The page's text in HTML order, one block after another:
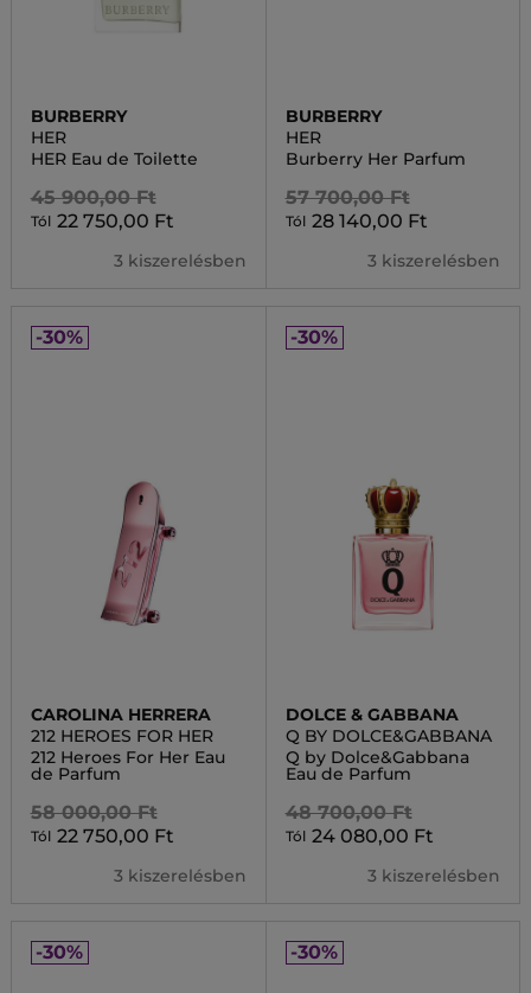
BURBERRY
HER
HER Eau de Toilette
45 900,00 Ft
Tól 22 750,00 Ft
3 kiszerelésben
BURBERRY
HER
Burberry Her Parfum
57 700,00 Ft
Tól 28 140,00 Ft
3 kiszerelésben
-30%
CAROLINA HERRERA
212 HEROES FOR HER
212 Heroes For Her Eau
de Parfum
58 000,00 Ft
Tól 22 750,00 Ft
3 kiszerelésben
-30%
DOLCE & GABBANA
Q BY DOLCE&GABBANA
Q by Dolce&Gabbana
Eau de Parfum
48 700,00 Ft
Tól 24 080,00 Ft
3 kiszerelésben
-30% -30%